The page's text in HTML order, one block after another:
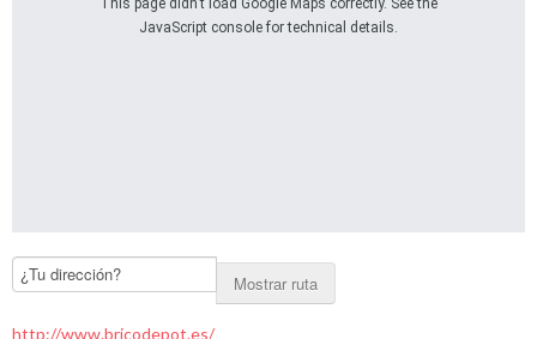
This page didn't load Google Maps correctly. See the
JavaScript console for technical details.
Mostrar ruta
http://www.bricodepot.es/